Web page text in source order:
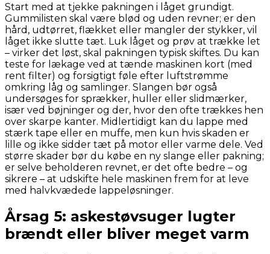
Start med at tjekke pakningen i låget grundigt.
Gummilisten skal være blød og uden revner; er den
hård, udtørret, flækket eller mangler der stykker, vil
låget ikke slutte tæt. Luk låget og prøv at trække let
– virker det løst, skal pakningen typisk skiftes. Du kan
teste for lækage ved at tænde maskinen kort (med
rent filter) og forsigtigt føle efter luftstrømme
omkring låg og samlinger. Slangen bør også
undersøges for sprækker, huller eller slidmærker,
især ved bøjninger og der, hvor den ofte trækkes hen
over skarpe kanter. Midlertidigt kan du lappe med
stærk tape eller en muffe, men kun hvis skaden er
lille og ikke sidder tæt på motor eller varme dele. Ved
større skader bør du købe en ny slange eller pakning;
er selve beholderen revnet, er det ofte bedre – og
sikrere – at udskifte hele maskinen frem for at leve
med halvkvædede lappeløsninger.
Årsag 5: askestøvsuger lugter
brændt eller bliver meget varm